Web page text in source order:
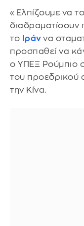
«Ελπίζουμε να
διαδραματίσουν
το Ιράν να
προσπαθεί να
ο ΥΠΕΞ Ρούμπιο
του προεδρικού
την Κίνα.